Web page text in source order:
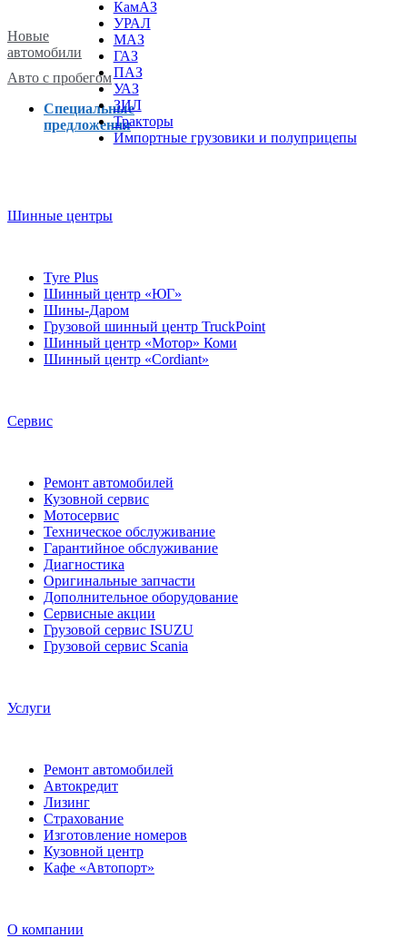
автомобили
Авто с пробегом
Специальные
предложения
УРАЛ
МАЗ
ГАЗ
ПАЗ
УАЗ
ЗИЛ
Тракторы
Импортные грузовики и полуприцепы
Шинный центр «ЮГ»
Шины-Даром
Грузовой шинный центр TruckPoint
Шинный центр «Мотор» Коми
Шинный центр «Cordiant»
Кузовной сервис
Мотосервис
Техническое обслуживание
Гарантийное обслуживание
Диагностика
Оригинальные запчасти
Дополнительное оборудование
Сервисные акции
Грузовой сервис ISUZU
Грузовой сервис Scania
Автокредит
Лизинг
Страхование
Изготовление номеров
Кузовной центр
Кафе «Автопорт»